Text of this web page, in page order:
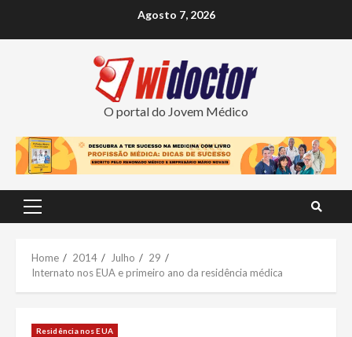
Agosto 7, 2026
O portal do Jovem Médico
Primary
Home 2014 Julho
29
Internato nos EUA e primeiro ano da residência médica
Residência nos EUA